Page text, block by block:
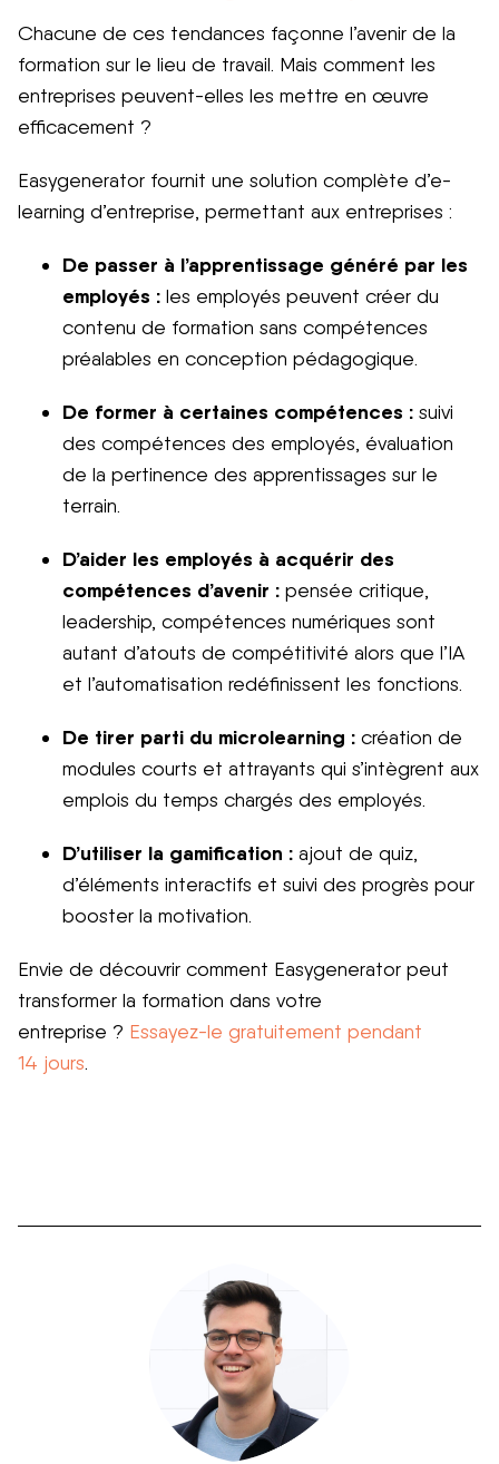
Chacune de ces tendances façonne l’avenir de la
formation sur le lieu de travail. Mais comment les
entreprises peuvent-elles les mettre en œuvre
efficacement ?
Easygenerator fournit une solution complète d’e-
learning d’entreprise, permettant aux entreprises :
De passer à l’apprentissage généré par les
employés : les employés peuvent créer du
contenu de formation sans compétences
préalables en conception pédagogique.
De former à certaines compétences : suivi
des compétences des employés, évaluation
de la pertinence des apprentissages sur le
terrain.
D’aider les employés à acquérir des
compétences d’avenir : pensée critique,
leadership, compétences numériques sont
autant d’atouts de compétitivité alors que l’IA
et l’automatisation redéfinissent les fonctions.
De tirer parti du microlearning : création de
modules courts et attrayants qui s’intègrent aux
emplois du temps chargés des employés.
D’utiliser la gamification : ajout de quiz,
d’éléments interactifs et suivi des progrès pour
booster la motivation.
Envie de découvrir comment Easygenerator peut
transformer la formation dans votre
entreprise ? Essayez-le gratuitement pendant
14 jours.